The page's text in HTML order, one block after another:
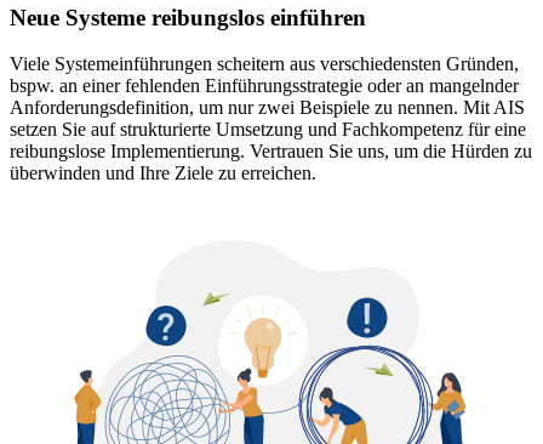
Neue Systeme reibungslos einführen
Viele Systemeinführungen scheitern aus verschiedensten Gründen,
bspw. an einer fehlenden Einführungsstrategie oder an mangelnder
Anforderungsdefinition, um nur zwei Beispiele zu nennen. Mit AIS
setzen Sie auf strukturierte Umsetzung und Fachkompetenz für eine
reibungslose Implementierung. Vertrauen Sie uns, um die Hürden zu
überwinden und Ihre Ziele zu erreichen.